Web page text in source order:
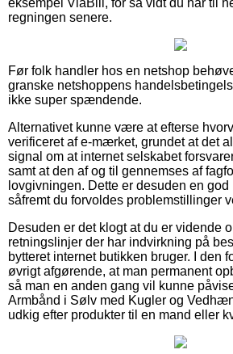
regningen senere.
Før folk handler hos en netshop
granske netshoppens
ikke super spændende.
Alternativet kunne være at efterse
verificeret af e-mærket, grundet at det
signal om at internet selskabet
samt at den af og til gennemses af
lovgivningen. Dette er desuden en
såfremt du forvoldes problemstillinger
Desuden er det klogt at du er vidende
retningslinjer der har indvirkning på
bytteret internet butikken bruger. I den
øvrigt afgørende, at man permanent
så man en anden gang vil kunne
Armbånd i Sølv med Kugler og
udkig efter produkter til en mand eller